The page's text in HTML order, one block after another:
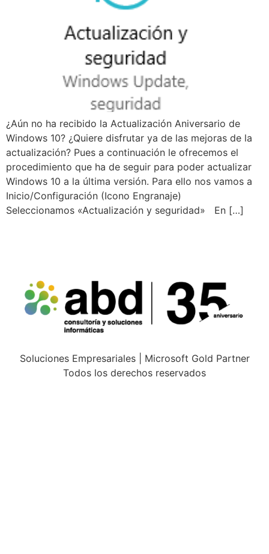
¿Aún no ha recibido la Actualización Aniversario de
Windows 10? ¿Quiere disfrutar ya de las mejoras de la
actualización? Pues a continuación le ofrecemos el
procedimiento que ha de seguir para poder actualizar
Windows 10 a la última versión. Para ello nos vamos a
Inicio/Configuración (Icono Engranaje)
Seleccionamos «Actualización y seguridad» En […]
Soluciones Empresariales | Microsoft Gold Partner
Todos los derechos reservados